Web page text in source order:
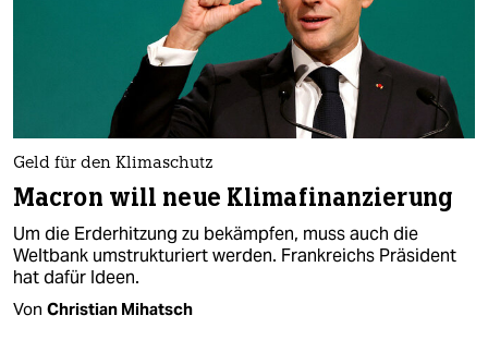
Geld für den Klimaschutz
Macron will neue Klimafinanzierung
Um die Erderhitzung zu bekämpfen, muss auch die
Weltbank umstrukturiert werden. Frankreichs Präsident
hat dafür Ideen.
Von Christian Mihatsch